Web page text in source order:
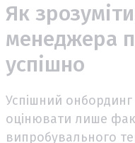
Як
менеджера
успішно
Успішний
оцінювати лише
випробувального